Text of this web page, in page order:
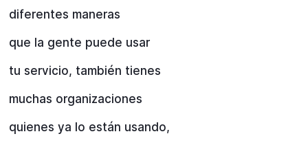
diferentes maneras
que la gente puede usar
tu servicio, también tienes
muchas organizaciones
quienes ya lo están usando,